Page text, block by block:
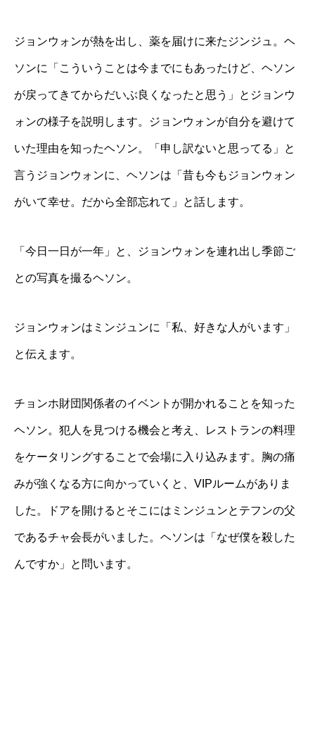
ジョンウォンが熱を出し、薬を届けに来たジンジュ。ヘ
ソンに「こういうことは今までにもあったけど、ヘソン
が戻ってきてからだいぶ良くなったと思う」とジョンウ
ォンの様子を説明します。ジョンウォンが自分を避けて
いた理由を知ったヘソン。「申し訳ないと思ってる」と
言うジョンウォンに、ヘソンは「昔も今もジョンウォン
がいて幸せ。だから全部忘れて」と話します。
「今日一日が一年」と、ジョンウォンを連れ出し季節ご
との写真を撮るヘソン。
ジョンウォンはミンジュンに「私、好きな人がいます」
と伝えます。
チョンホ財団関係者のイベントが開かれることを知った
ヘソン。犯人を見つける機会と考え、レストランの料理
をケータリングすることで会場に入り込みます。胸の痛
みが強くなる方に向かっていくと、VIPルームがありま
した。ドアを開けるとそこにはミンジュンとテフンの父
であるチャ会長がいました。ヘソンは「なぜ僕を殺した
んですか」と問います。